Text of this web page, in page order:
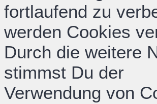
fortlaufend zu
werden Cookies
Durch die weitere
stimmst Du der
Verwendung von